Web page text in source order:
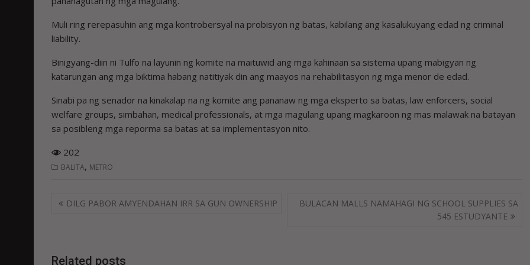
Muli ring rerepasuhin ang mga kontrobersyal na probisyon ng batas, kabilang ang kasalukuyang edad ng criminal
liability.
Binigyang-diin ni Tulfo na layunin ng komite na maituwid ang mga kahinaan sa sistema upang mabigyan ng
katarungan ang mga biktima habang natitiyak din ang maayos na rehabilitasyon ng mga menor de edad.
Sinabi pa ng senador na kinakalap na ng komite ang pananaw ng mga eksperto sa batas, law enforcers, social
welfare groups, simbahan, medical professionals, at mga magulang upang magkaroon ng mas malawak na batayan
sa posibleng mga reporma sa batas at sa implementasyon nito.
202
BALITA, METRO
Post
DILG PABOR AMYENDAHAN IRR SA GUN OWNERSHIP
BULACAN MALLS NAMAHAGI NG SCHOOL SUPPLIES SA
545 ESTUDYANTE
Related posts